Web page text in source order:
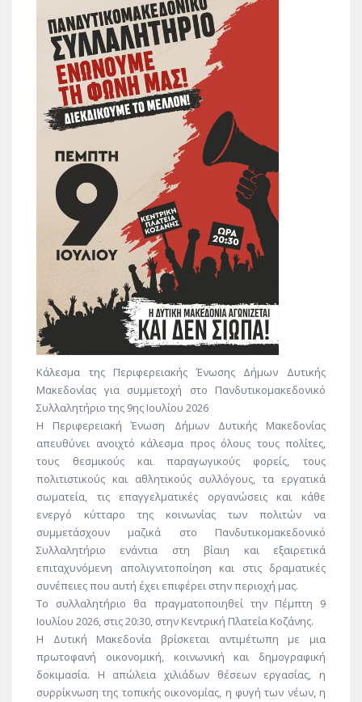
Κάλεσμα της Περιφερειακής Ένωσης Δήμων Δυτικής
Μακεδονίας για συμμετοχή στο Πανδυτικομακεδονικό
Συλλαλητήριο της 9ης Ιουλίου 2026
Η Περιφερειακή Ένωση Δήμων Δυτικής Μακεδονίας
απευθύνει ανοιχτό κάλεσμα προς όλους τους πολίτες,
τους θεσμικούς και παραγωγικούς φορείς, τους
πολιτιστικούς και αθλητικούς συλλόγους, τα εργατικά
σωματεία, τις επαγγελματικές οργανώσεις και κάθε
ενεργό κύτταρο της κοινωνίας των πολιτών να
συμμετάσχουν μαζικά στο Πανδυτικομακεδονικό
Συλλαλητήριο ενάντια στη βίαιη και εξαιρετικά
επιταχυνόμενη απολιγνιτοποίηση και στις δραματικές
συνέπειες που αυτή έχει επιφέρει στην περιοχή μας.
Το συλλαλητήριο θα πραγματοποιηθεί την Πέμπτη 9
Ιουλίου 2026, στις 20:30, στην Κεντρική Πλατεία Κοζάνης.
Η Δυτική Μακεδονία βρίσκεται αντιμέτωπη με μια
πρωτοφανή οικονομική, κοινωνική και δημογραφική
δοκιμασία. Η απώλεια χιλιάδων θέσεων εργασίας, η
συρρίκνωση της τοπικής οικονομίας, η φυγή των νέων, η